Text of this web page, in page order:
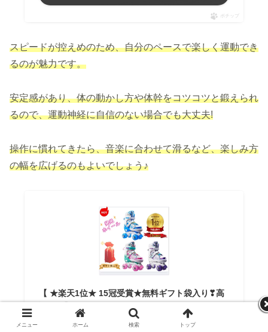
ポチップ
スピードが控えめのため、自分のペースで楽しく運動でき
るのが魅力です。
安定感があり、体の動かし方や体幹をコツコツと鍛えられ
るので、運動神経に自信のない場合でも大丈夫!
操作に慣れてきたら、音楽に合わせて滑るなど、楽しみ方
の幅を広げるのもよいでしょう♪
【 ★楽天1位★ 15冠受賞★無料ギフト袋入り❣高
評価！】インラインスケート ローラースケート子
供用 ローラースケート子ども 発光ホイール ロー
メニュー ホーム 検索 トップ